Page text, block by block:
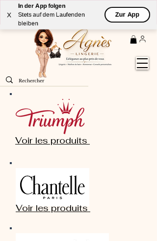
X
In der App folgen
Stets auf dem Laufenden
bleiben
Zur App
LivraisonGRATUITE (à partir de 59€) à domicile par
Colissimo en France métropolitaine
Voir les produits
Voir les produits